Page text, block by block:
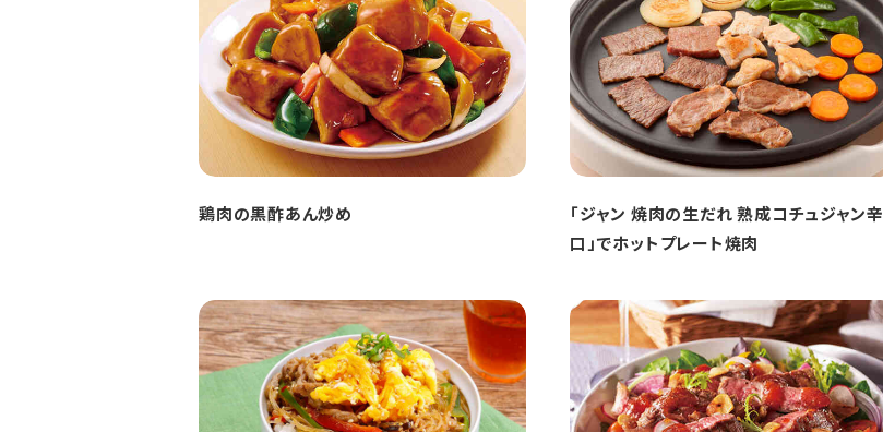
鶏肉の黒酢あん炒め
「ジャン 焼肉の生だれ 熟成コチュジャン辛
口」でホットプレート焼肉